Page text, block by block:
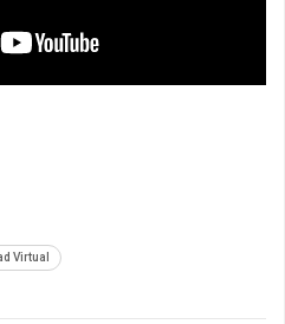
Virtual